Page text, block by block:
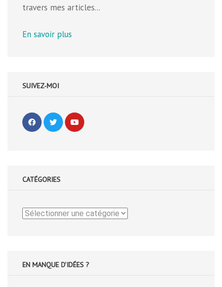
travers mes articles...
En savoir plus
SUIVEZ-MOI
CATÉGORIES
Catégories
EN MANQUE D'IDÉES ?